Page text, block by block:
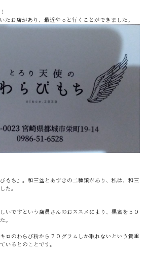
たお店があり、最近やっと行くことができました。
もち』。和三盆とあずきの二種類があり、私は、和三
た。
いですという店員さんのおススメにより、黒蜜を５０
。
ロのわらび粉から７０グラムしか取れないという貴重
いるとのことです。